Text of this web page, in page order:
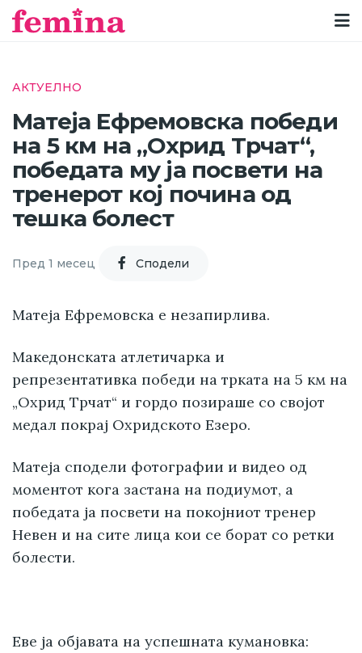
АКТУЕЛНО
Матеја Ефремовска победи
на 5 км на „Охрид Трчат“,
победата му ја посвети на
тренерот кој почина од
тешка болест
Пред 1 месец Cподели
Матеја Ефремовска е незапирлива.
Македонската атлетичарка и
репрезентативка победи на трката на 5 км на
„Охрид Трчат“ и гордо позираше со својот
медал покрај Охридското Езеро.
Матеја сподели фотографии и видео од
моментот кога застана на подиумот, а
победата ја посвети на покојниот тренер
Невен и на сите лица кои се борат со ретки
болести.
Еве ја објавата на успешната кумановка: